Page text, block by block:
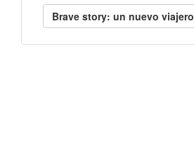
Brave story: un nuevo viajero